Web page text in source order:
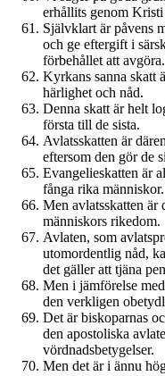
erhållits genom Kristi
Självklart är påvens
och ge eftergift i
förbehållet att avgöra.
Kyrkans sanna skatt
härlighet och nåd.
Denna skatt är helt
första till de sista.
Avlatsskatten är
eftersom den gör de
Evangelieskatten är
fånga rika människor.
Men avlatsskatten är
människors rikedom.
Avlaten, som
utomordentlig nåd,
det gäller att tjäna
Men i jämförelse
den verkligen
Det är biskoparnas
den apostoliska
vördnadsbetygelser.
Men det är i ännu